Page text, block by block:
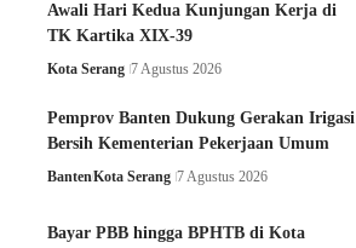
Awali Hari Kedua Kunjungan Kerja di
TK Kartika XIX-39
Kota Serang 7 Agustus 2026
Pemprov Banten Dukung Gerakan Irigasi
Bersih Kementerian Pekerjaan Umum
BantenKota Serang 7 Agustus 2026
Bayar PBB hingga BPHTB di Kota